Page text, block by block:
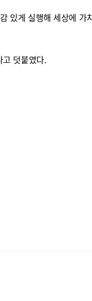
있게 실행해 세상에
고 덧붙였다.